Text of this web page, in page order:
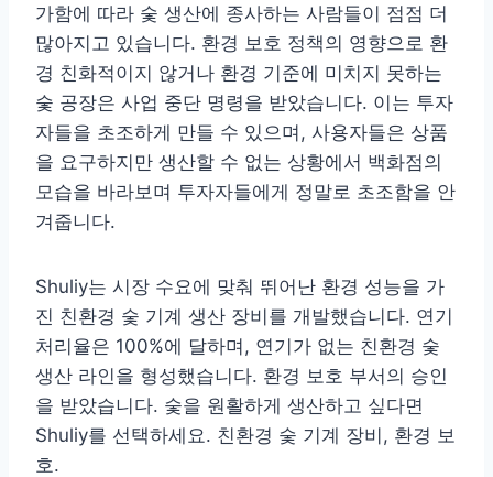
가함에 따라 숯 생산에 종사하는 사람들이 점점 더
많아지고 있습니다. 환경 보호 정책의 영향으로 환
경 친화적이지 않거나 환경 기준에 미치지 못하는
숯 공장은 사업 중단 명령을 받았습니다. 이는 투자
자들을 초조하게 만들 수 있으며, 사용자들은 상품
을 요구하지만 생산할 수 없는 상황에서 백화점의
모습을 바라보며 투자자들에게 정말로 초조함을 안
겨줍니다.
Shuliy는 시장 수요에 맞춰 뛰어난 환경 성능을 가
진 친환경 숯 기계 생산 장비를 개발했습니다. 연기
처리율은 100%에 달하며, 연기가 없는 친환경 숯
생산 라인을 형성했습니다. 환경 보호 부서의 승인
을 받았습니다. 숯을 원활하게 생산하고 싶다면
Shuliy를 선택하세요. 친환경 숯 기계 장비, 환경 보
호.